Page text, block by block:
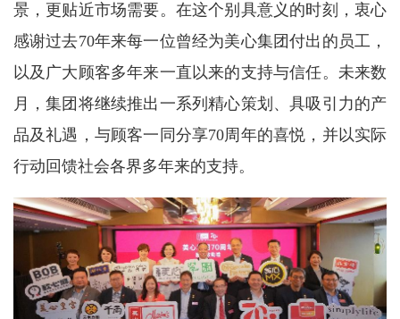
景，更贴近市场需要。在这个别具意义的时刻，衷心
感谢过去70年来每一位曾经为美心集团付出的员工，
以及广大顾客多年来一直以来的支持与信任。未来数
月，集团将继续推出一系列精心策划、具吸引力的产
品及礼遇，与顾客一同分享70周年的喜悦，并以实际
行动回馈社会各界多年来的支持。